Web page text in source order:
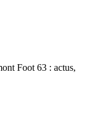
Foot 63 : actus,